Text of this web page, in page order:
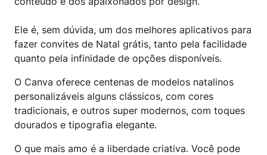
Ele é, sem dúvida, um dos melhores aplicativos para
fazer convites de Natal grátis, tanto pela facilidade
quanto pela infinidade de opções disponíveis.
O Canva oferece centenas de modelos natalinos
personalizáveis alguns clássicos, com cores
tradicionais, e outros super modernos, com toques
dourados e tipografia elegante.
O que mais amo é a liberdade criativa. Você pode